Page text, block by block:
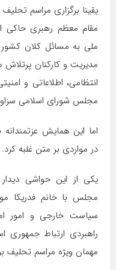
یقینا برگزاری مراسم
مقام معظم رهبری حاکی
ملی به مسائل کلان
مدیریت و کارکنان
انتظامی، اطلاعاتی و
مجلس شورای اسلامی
اما این همایش
در مواردی بر متن غلبه کرد.
یکی از این حواشی
مجلس با خانم فدریکا
سیاست خارجی و امور
راهبردی ارتباط جمهوری
مهمان ویژه مراسم تحلیف